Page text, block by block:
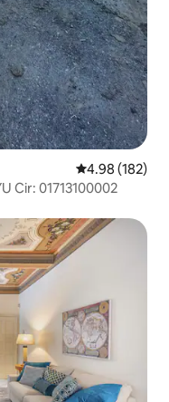
평점 4.98점(5
4.98 (182)
Cir: 01713100002